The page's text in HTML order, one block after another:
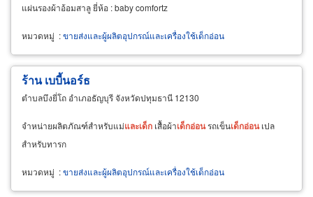
แผ่นรองผ้าอ้อมสาลู ยี่ห้อ : baby comfortz
หมวดหมู่ :ขายส่งและผู้ผลิตอุปกรณ์และเครื่องใช้เด็กอ่อน
ร้าน เบบี้นอร์ธ
ตำบลบึงยี่โถ อำเภอธัญบุรี จังหวัดปทุมธานี 12130
จำหน่ายผลิตภัณฑ์สำหรับแม่และเด็ก เสื้อผ้าเด็กอ่อนรถเข็นเด็กอ่อนเปล
สำหรับทารก
หมวดหมู่ :ขายส่งและผู้ผลิตอุปกรณ์และเครื่องใช้เด็กอ่อน